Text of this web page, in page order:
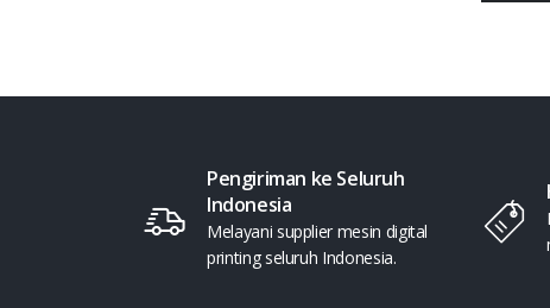
Pengiriman ke Seluruh
Indonesia
Melayani supplier mesin digital
printing seluruh Indonesia.